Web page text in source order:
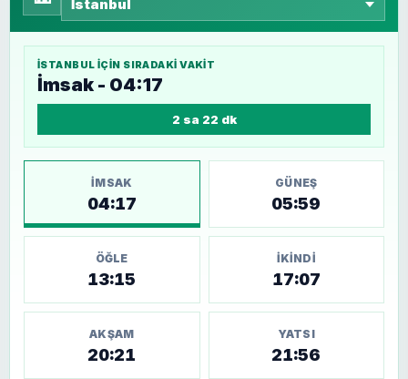
İSTANBUL IÇIN SIRADAKI VAKIT
İmsak - 04:17
2 sa 22 dk
İMSAK
04:17
GÜNEŞ
05:59
ÖĞLE
13:15
İKINDI
17:07
AKŞAM
20:21
YATSI
21:56